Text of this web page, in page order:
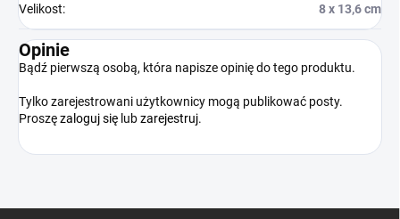
Velikost: 8 x 13,6 cm
Opinie
Bądź pierwszą osobą, która napisze opinię do tego produktu.
Tylko zarejestrowani użytkownicy mogą publikować posty.
Proszęzaloguj się lubzarejestruj.